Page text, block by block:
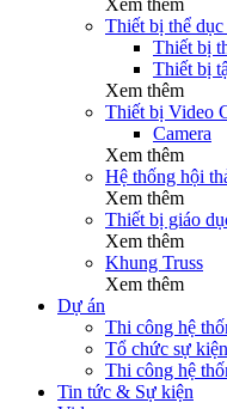
Thiết bị thể dục
Thiết bị
Thiết bị
Xem thêm
Thiết bị Video
Camera
Xem thêm
Hệ thống hội
Xem thêm
Thiết bị giáo
Xem thêm
Khung Truss
Xem thêm
Dự án
Thi công hệ
Tổ chức sự kiện
Thi công hệ
Tin tức & Sự kiện